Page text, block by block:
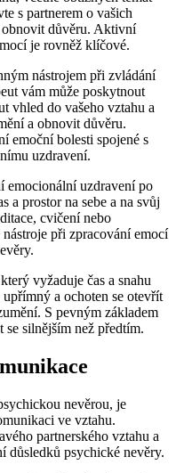
s partnerem o vašich
obnovit důvěru. Aktivní
je rovněž klíčové.
nástrojem při zvládání
vám může poskytnout
vhled do vašeho vztahu a
a obnovit důvěru.
emoční bolesti spojené s
uzdravení.
emocionální uzdravení po
a prostor na sebe a na svůj
cvičení nebo
při zpracování emocí
vyžaduje čas a snahu
a ochoten se otevřít
S pevným základem
se silnějším než předtím.
nevěrou, je
ve vztahu.
partnerského vztahu a
důsledků psychické nevěry.